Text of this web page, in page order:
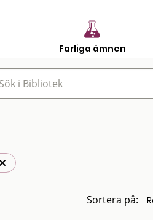
Farliga ämnen
Sortera på: